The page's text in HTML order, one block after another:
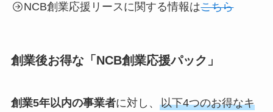
NCB創業応援リースに関する情報はこちら
創業後お得な「NCB創業応援パック」
創業5年以内の事業者に対し、 以下4つのお得なキ